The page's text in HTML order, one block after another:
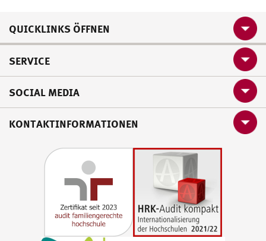
QUICKLINKS ÖFFNEN
SERVICE
SOCIAL MEDIA
KONTAKTINFORMATIONEN